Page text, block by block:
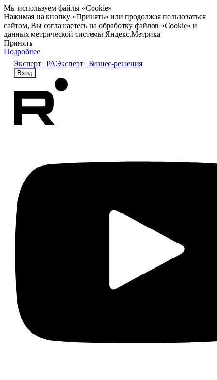
Мы используем файлы «Cookie»
Нажимая на кнопку «Принять» или продолжая пользоваться
сайтом, Вы соглашаетесь на обработку файлов «Cookie» и
данных метрической системы Яндекс.Метрика
Принять
Подробнее
Эксперт | РАЭксперт | Бизнес-решения
Вход